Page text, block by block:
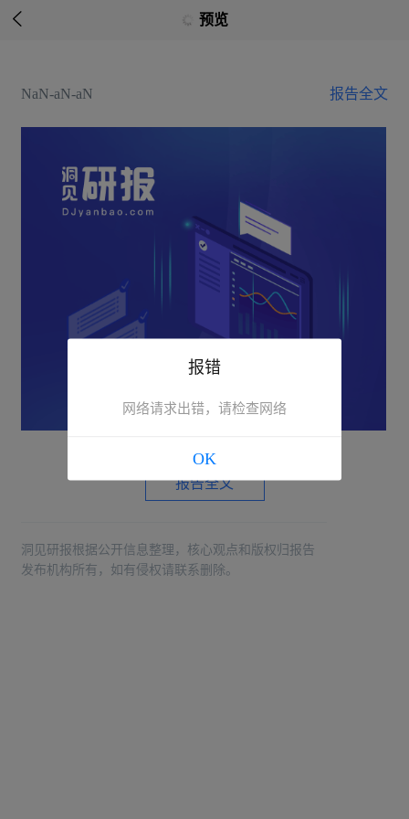
 预览
NaN-aN-aN 报告全文
报告全文
洞见研报根据公开信息整理，核心观点和版权归报告
发布机构所有，如有侵权请联系删除。
报错
网络请求出错，请检查网络
OK